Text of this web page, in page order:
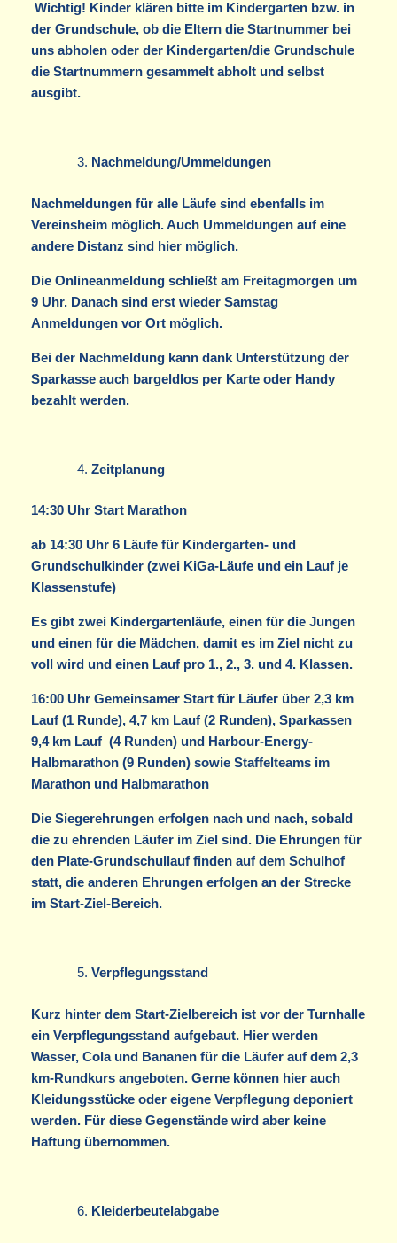
Wichtig! Kinder klären bitte im Kindergarten bzw. in
der Grundschule, ob die Eltern die Startnummer bei
uns abholen oder der Kindergarten/die Grundschule
die Startnummern gesammelt abholt und selbst
ausgibt.
Nachmeldung/Ummeldungen
Nachmeldungen für alle Läufe sind ebenfalls im
Vereinsheim möglich. Auch Ummeldungen auf eine
andere Distanz sind hier möglich.
Die Onlineanmeldung schließt am Freitagmorgen um
9 Uhr. Danach sind erst wieder Samstag
Anmeldungen vor Ort möglich.
Bei der Nachmeldung kann dank Unterstützung der
Sparkasse auch bargeldlos per Karte oder Handy
bezahlt werden.
Zeitplanung
14:30 Uhr Start Marathon
ab 14:30 Uhr 6 Läufe für Kindergarten- und
Grundschulkinder (zwei KiGa-Läufe und ein Lauf je
Klassenstufe)
Es gibt zwei Kindergartenläufe, einen für die Jungen
und einen für die Mädchen, damit es im Ziel nicht zu
voll wird und einen Lauf pro 1., 2., 3. und 4. Klassen.
16:00 Uhr Gemeinsamer Start für Läufer über 2,3 km
Lauf (1 Runde), 4,7 km Lauf (2 Runden), Sparkassen
9,4 km Lauf (4 Runden) und Harbour-Energy-
Halbmarathon (9 Runden) sowie Staffelteams im
Marathon und Halbmarathon
Die Siegerehrungen erfolgen nach und nach, sobald
die zu ehrenden Läufer im Ziel sind. Die Ehrungen für
den Plate-Grundschullauf finden auf dem Schulhof
statt, die anderen Ehrungen erfolgen an der Strecke
im Start-Ziel-Bereich.
Verpflegungsstand
Kurz hinter dem Start-Zielbereich ist vor der Turnhalle
ein Verpflegungsstand aufgebaut. Hier werden
Wasser, Cola und Bananen für die Läufer auf dem 2,3
km-Rundkurs angeboten. Gerne können hier auch
Kleidungsstücke oder eigene Verpflegung deponiert
werden. Für diese Gegenstände wird aber keine
Haftung übernommen.
Kleiderbeutelabgabe